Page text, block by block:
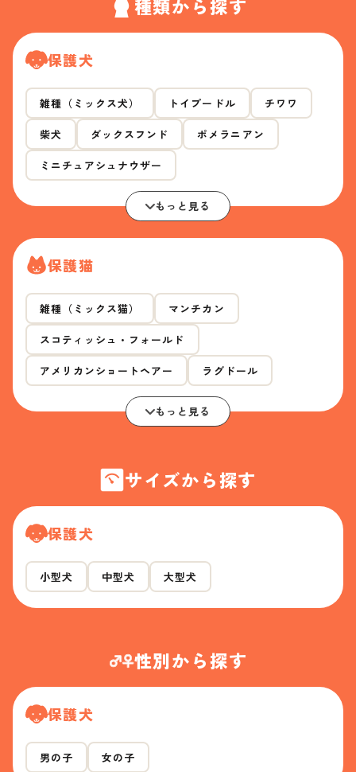
種類から探す
保護犬
雑種（ミックス犬） トイプードル チワワ
柴犬 ダックスフンド ポメラニアン
ミニチュアシュナウザー
もっと見る
保護猫
雑種（ミックス猫） マンチカン
スコティッシュ・フォールド
アメリカンショートヘアー ラグドール
もっと見る
サイズから探す
保護犬
小型犬 中型犬 大型犬
性別から探す
保護犬
男の子 女の子